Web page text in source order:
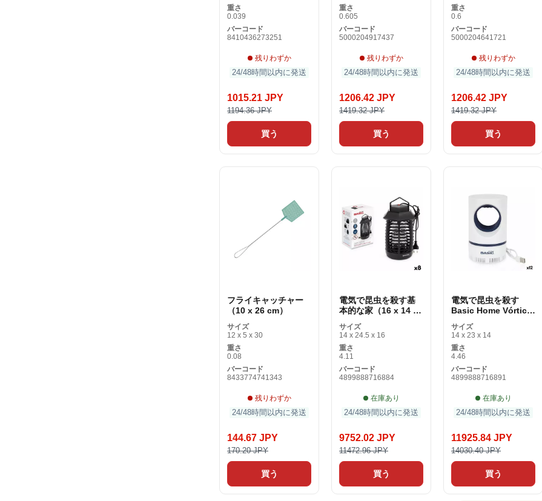
重さ
0.039
バーコード
8410436273251
残りわずか
24/48時間以内に発送
1015.21 JPY
1194.36 JPY
買う
重さ
0.605
バーコード
5000204917437
残りわずか
24/48時間以内に発送
1206.42 JPY
1419.32 JPY
買う
重さ
0.6
バーコード
5000204641721
残りわずか
24/48時間以内に発送
1206.42 JPY
1419.32 JPY
買う
フライキャッチャー
（10 x 26 cm）
サイズ
12 x 5 x 30
重さ
0.08
バーコード
8433774741343
残りわずか
24/48時間以内に発送
144.67 JPY
170.20 JPY
買う
電気で昆虫を殺す基
本的な家（16 x 14 x
サイズ
14 x 24.5 x 16
重さ
4.11
バーコード
4899888716884
在庫あり
24/48時間以内に発送
9752.02 JPY
11472.96 JPY
買う
電気で昆虫を殺す
Basic Home Vórtice
サイズ
14 x 23 x 14
重さ
4.46
バーコード
4899888716891
在庫あり
24/48時間以内に発送
11925.84 JPY
14030.40 JPY
買う